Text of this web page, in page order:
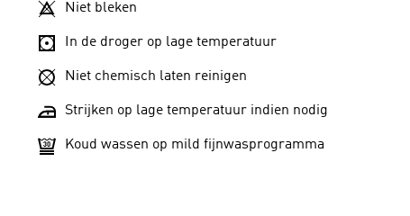
Niet bleken
In de droger op lage temperatuur
Niet chemisch laten reinigen
Strijken op lage temperatuur indien nodig
Koud wassen op mild fijnwasprogramma